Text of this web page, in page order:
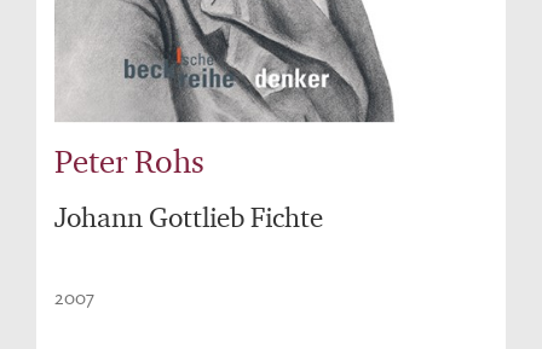
Peter Rohs
Johann Gottlieb Fichte
2007